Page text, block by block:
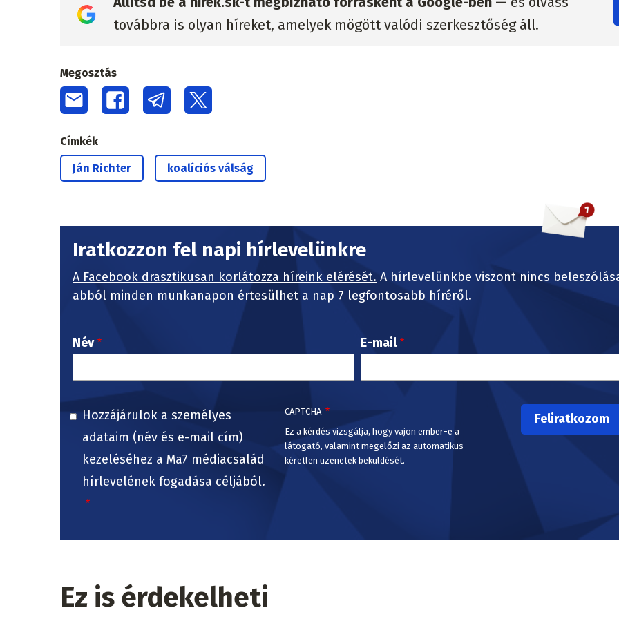
továbbra is olyan híreket, amelyek mögött valódi szerkesztőség áll.
Megosztás
Címkék
Ján Richter koalíciós válság
Iratkozzon fel napi hírlevelünkre
A Facebook drasztikusan korlátozza híreink elérését. A hírlevelünkbe viszont nincs
abból minden munkanapon értesülhet a nap 7 legfontosabb híréről.
Név E-mail
Hozzájárulok a személyes
adataim (név és e-mail cím)
kezeléséhez a Ma7 médiacsalád
hírlevelének fogadása céljából.
CAPTCHA
Ez a kérdés vizsgálja, hogy vajon ember-e a
látogató, valamint megelőzi az automatikus
kéretlen üzenetek beküldését.
Ez is érdekelheti